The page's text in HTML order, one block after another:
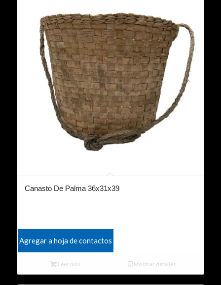
Canasto De Palma 36x31x39
Agregar a hoja de contactos
Leer más Mostrar detalles